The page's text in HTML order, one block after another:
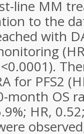
line MM
to the
with
<0.0001).
for PFS2
month OS
HR,